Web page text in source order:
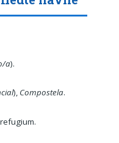
a).
), Compostela.